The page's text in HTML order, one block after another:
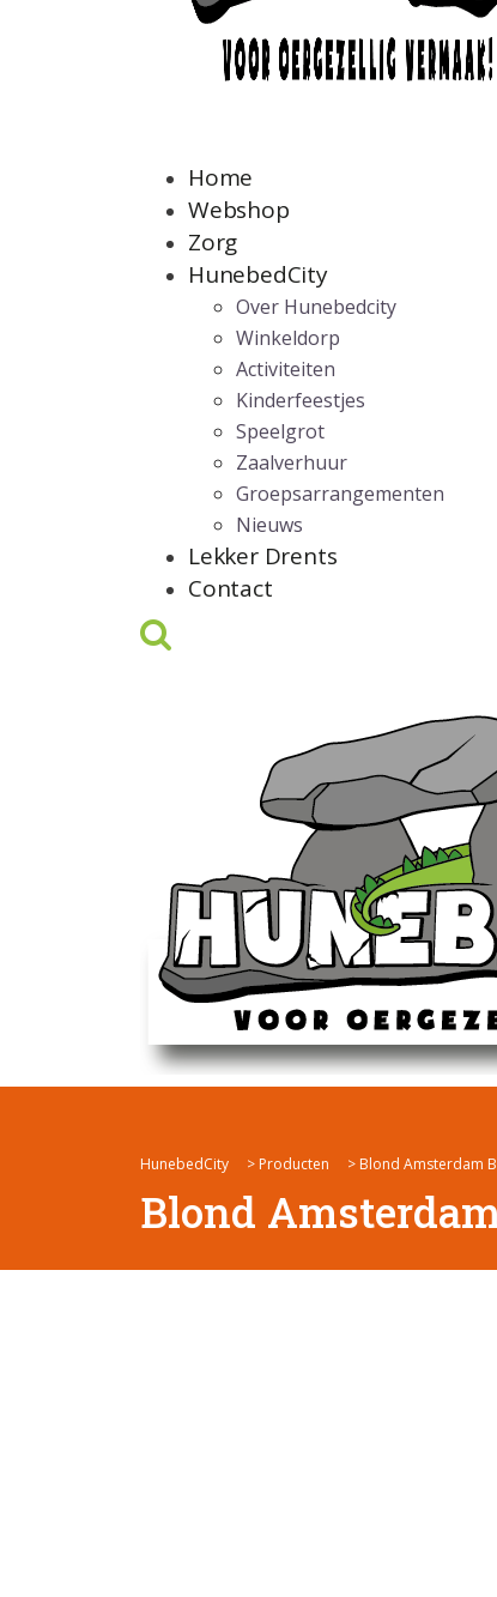
Home
Webshop
Zorg
HunebedCity
Over Hunebedcity
Winkeldorp
Activiteiten
Kinderfeestjes
Speelgrot
Zaalverhuur
Groepsarrangementen
Nieuws
Lekker Drents
Contact
HunebedCity > Producten > Blond Amsterdam
Blond